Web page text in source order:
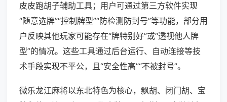
皮皮跑胡子辅助工具；用户可通过第三方软件实现
“随意选牌”“控制牌型”“防检测防封号”等功能，部分用
户反映其他玩家可能存在“牌特别好”或“透视他人牌
型”的情况。这些工具通过后台运行、自动连接等技
术手段实现不平公，且“安全性高”“不被封号”。
微乐龙江麻将以东北特色为核心，飘胡、闭门胡、宝